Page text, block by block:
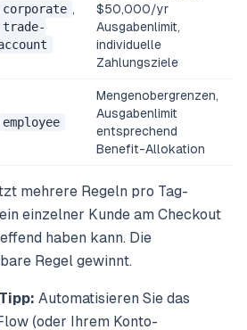
corporate ,
trade-
$50,000/yr
Ausgabenlimit,
individuelle
Zahlungsziele
employee
Mengenobergrenzen,
Ausgabenlimit
entsprechend
Benefit-Allokation
mehrere Regeln pro Tag-
einzelner Kunde am Checkout
haben kann. Die
Regel gewinnt.
Automatisieren Sie das
(oder Ihrem Konto-